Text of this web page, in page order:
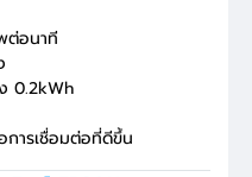
ต่อนาที
0.2kWh
การเชื่อมต่อที่ดีขึ้น